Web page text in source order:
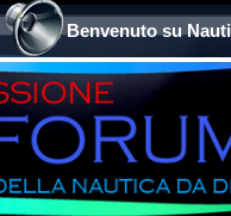
Benvenuto su